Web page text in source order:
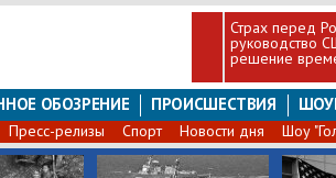
Страх перед
руководство
решение
ОБОЗРЕНИЕ ПРОИСШЕСТВИЯ
Пресс-релизы Спорт Новости дня Шоу